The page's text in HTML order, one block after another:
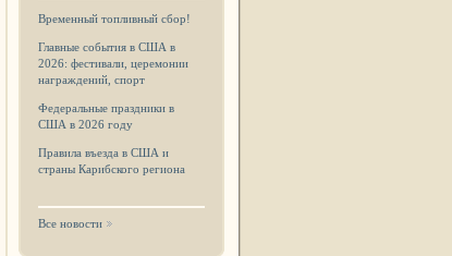
Временный топливный сбор!
Главные события в США в
2026: фестивали, церемонии
награждений, спорт
Федеральные праздники в
США в 2026 году
Правила въезда в США и
страны Карибского региона
Все новости